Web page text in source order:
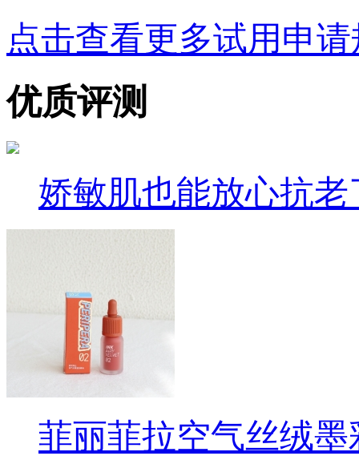
点击查看更多试用申
优质评测
娇敏肌也能放心抗老
菲丽菲拉空气丝绒